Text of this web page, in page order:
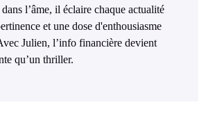
l’âme, il éclaire chaque actualité
et une dose d'enthousiasme
Julien, l’info financière devient
qu’un thriller.